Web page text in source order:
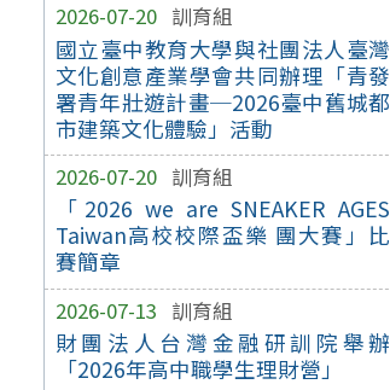
2026-07-20 訓育組
國立臺中教育大學與社團法人臺灣
文化創意產業學會共同辦理「青發
署青年壯遊計畫─2026臺中舊城都
市建築文化體驗」活動
2026-07-20 訓育組
「2026 we are SNEAKER AGES
Taiwan高校校際盃樂 團大賽」比
賽簡章
2026-07-13 訓育組
財團法人台灣金融研訓院舉辦
「2026年高中職學生理財營」